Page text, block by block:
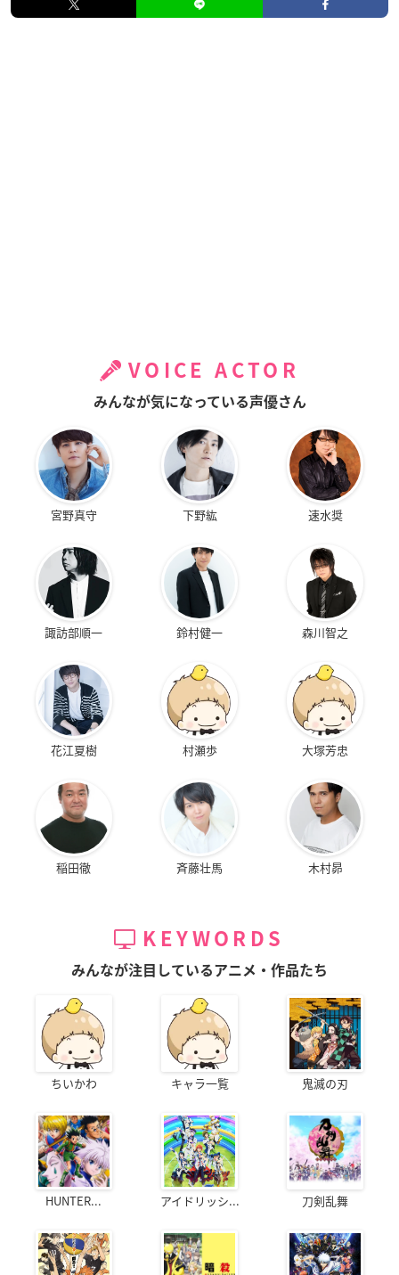
VOICE ACTOR
みんなが気になっている声優さん
宮野真守 下野紘 速水奨
諏訪部順一 鈴村健一 森川智之
花江夏樹 村瀬歩 大塚芳忠
稲田徹 斉藤壮馬 木村昴
KEYWORDS
みんなが注目しているアニメ・作品たち
ちいかわ キャラ一覧 鬼滅の刃
HUNTER... アイドリッシ... 刀剣乱舞